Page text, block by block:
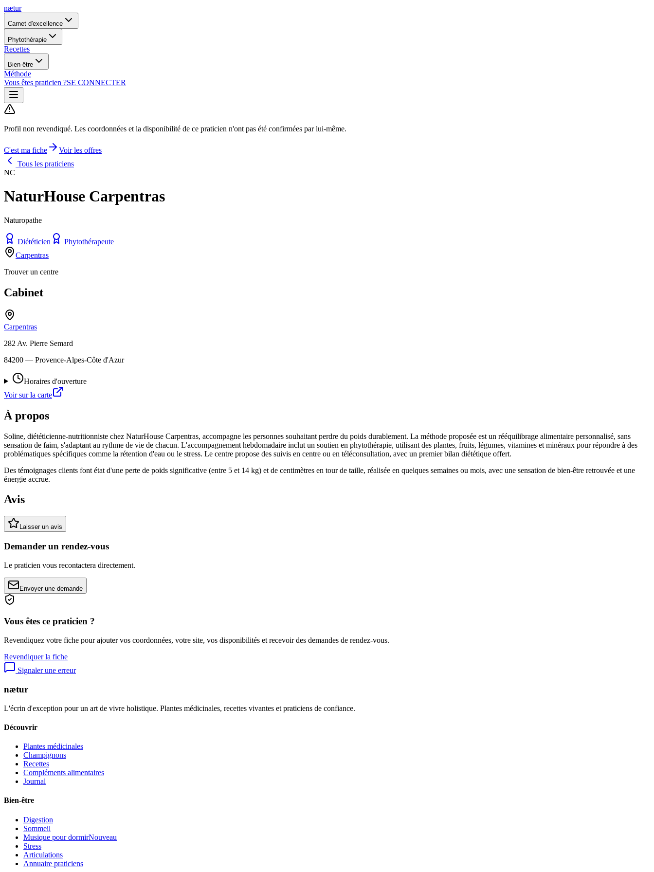
nætur
Carnet d'excellence
Phytothérapie
Recettes
Bien-être
Méthode
Vous êtes praticien ?SE CONNECTER
Profil non revendiqué. Les coordonnées et la disponibilité de ce praticien n'ont pas été confirmées par lui-même.
C'est ma fiche
Voir les offres
Tous les praticiens
NC
NaturHouse Carpentras
Naturopathe
Diététicien
Phytothérapeute
Carpentras
Trouver un centre
Cabinet
Carpentras
282 Av. Pierre Semard
84200 — Provence-Alpes-Côte d'Azur
Horaires d'ouverture
Voir sur la carte
À propos
Soline, diététicienne-nutritionniste chez NaturHouse Carpentras, accompagne les personnes souhaitant perdre du poids durablement. La méthode proposée est un rééquilibrage alimentaire personnalisé, sans
sensation de faim, s'adaptant au rythme de vie de chacun. L'accompagnement hebdomadaire inclut un soutien en phytothérapie, utilisant des plantes, fruits, légumes, vitamines et minéraux pour répondre à des
problématiques spécifiques comme la rétention d'eau ou le stress. Le centre propose des suivis en centre ou en téléconsultation, avec un premier bilan diététique offert.
Des témoignages clients font état d'une perte de poids significative (entre 5 et 14 kg) et de centimètres en tour de taille, réalisée en quelques semaines ou mois, avec une sensation de bien-être retrouvée et une
énergie accrue.
Avis
Laisser un avis
Demander un rendez-vous
Le praticien vous recontactera directement.
Envoyer une demande
Vous êtes ce praticien ?
Revendiquez votre fiche pour ajouter vos coordonnées, votre site, vos disponibilités et recevoir des demandes de rendez-vous.
Revendiquer la fiche
Signaler une erreur
nætur
L'écrin d'exception pour un art de vivre holistique. Plantes médicinales, recettes vivantes et praticiens de confiance.
Découvrir
Plantes médicinales
Champignons
Recettes
Compléments alimentaires
Journal
Bien-être
Digestion
Sommeil
Musique pour dormirNouveau
Stress
Articulations
Annuaire praticiens